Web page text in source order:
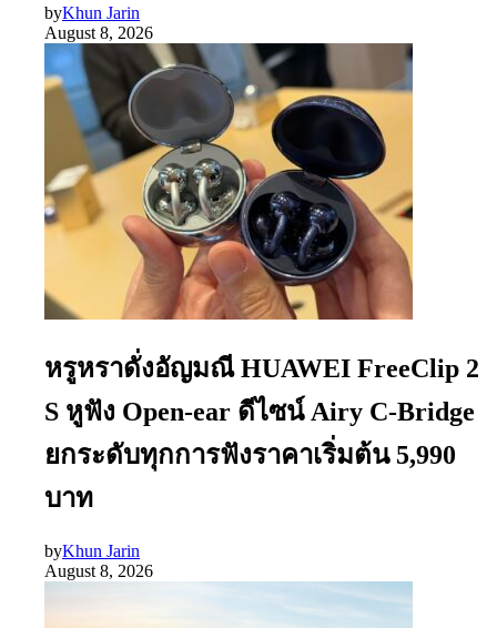
byKhun Jarin
August 8, 2026
หรูหราดั่งอัญมณี HUAWEI FreeClip 2
S หูฟัง Open-ear ดีไซน์ Airy C-Bridge
ยกระดับทุกการฟังราคาเริ่มต้น 5,990
บาท
byKhun Jarin
August 8, 2026